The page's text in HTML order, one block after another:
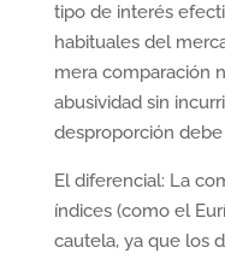
tipo de interés
habituales del
mera comparación
abusividad sin
desproporción
El diferencial: La
índices (como el
cautela, ya que los